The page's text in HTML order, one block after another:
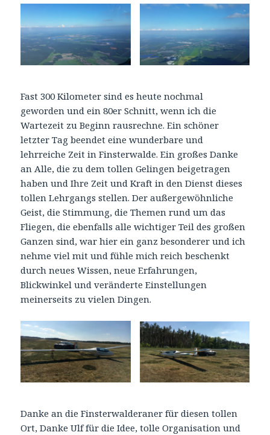
Fast 300 Kilometer sind es heute nochmal
geworden und ein 80er Schnitt, wenn ich die
Wartezeit zu Beginn rausrechne. Ein schöner
letzter Tag beendet eine wunderbare und
lehrreiche Zeit in Finsterwalde. Ein großes Danke
an Alle, die zu dem tollen Gelingen beigetragen
haben und Ihre Zeit und Kraft in den Dienst dieses
tollen Lehrgangs stellen. Der außergewöhnliche
Geist, die Stimmung, die Themen rund um das
Fliegen, die ebenfalls alle wichtiger Teil des großen
Ganzen sind, war hier ein ganz besonderer und ich
nehme viel mit und fühle mich reich beschenkt
durch neues Wissen, neue Erfahrungen,
Blickwinkel und veränderte Einstellungen
meinerseits zu vielen Dingen.
Danke an die Finsterwalderaner für diesen tollen
Ort, Danke Ulf für die Idee, tolle Organisation und